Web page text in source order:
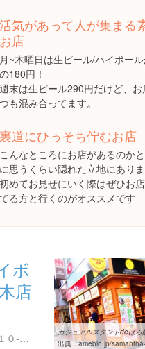
活気があって人が集まる
お店
月~木曜日は生ビール/ハイボー
の180円！
週末は生ビール290円だけど、お
つも混み合ってます。
裏道にひっそち佇むお店
こんなところにお店があるのか
に思うくらい隠れた立地にありま
初めてお見せにいく際はぜひお
てる方と行くのがオススメです
ボ
店
東京都港区六本木４丁目１０-６ 六本木店
出典：ameblo.jp/samantha-paris-tiara/